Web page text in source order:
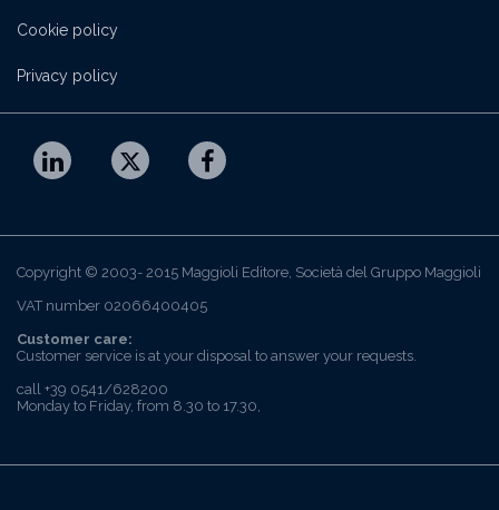
Cookie policy
Privacy policy
Copyright © 2003- 2015 Maggioli Editore, Società del Gruppo Maggioli
VAT number 02066400405
Customer care:
Customer service is at your disposal to answer your requests.
call +39 0541/628200
Monday to Friday, from 8.30 to 17.30,